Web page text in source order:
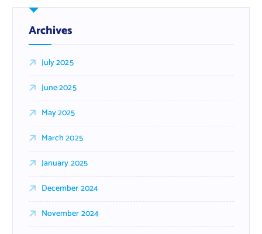
Archives
July 2025
June 2025
May 2025
March 2025
January 2025
December 2024
November 2024